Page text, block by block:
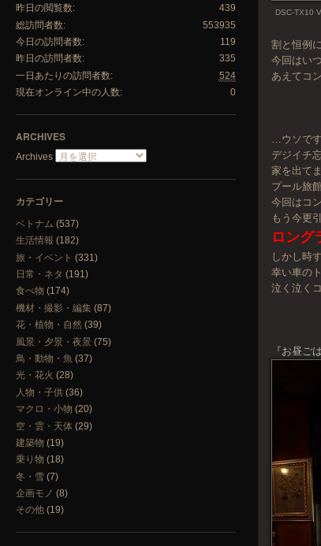
439
昨日の閲覧数:
553935
総訪問者数:
119
今日の訪問者数:
335
昨日の訪問者数:
524
一日あたりの訪問者数:
0
現在オンライン中の人数:
ARCHIVES
Archives
カテゴリー
ベトナム (537)
生活情報 (182)
旅・イベント (331)
日常・ネタ (191)
食べ物 (174)
機材・撮影・編集(87)
花・植物・自然(39)
風景・夕景・夜景 (75)
鳥・動物・魚 (37)
光・花火 (28)
人物・子供(36)
マクロ・小物 (20)
空・雲・天体 (29)
建築物 (19)
乗り物 (18)
冬・雪(7)
企画モノ (8)
その他(19)
DSC-TX10
割と恒例
今回はい
あえてコ
…ウソで
デジイチ
家を出て
プール旅
今回はコ
もう今更
ロング
しかし時
幸い車の
泣く泣く
『お昼ご